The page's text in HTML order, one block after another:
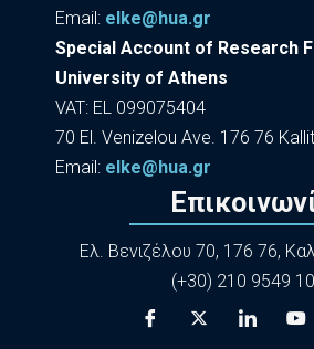
Εmail: elke@hua.gr
Special Account of Research
University of Athens
VAT: EL 099075404
70 El. Venizelou Ave. 176 76
Εmail: elke@hua.gr
Ελ. Βενιζέλου 70, 176 76,
(+30) 210 9549